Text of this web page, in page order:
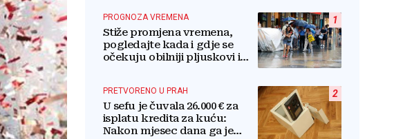
1
PROGNOZA VREMENA
Stiže promjena vremena,
pogledajte kada i gdje se
očekuju obilniji pljuskovi i
2
PRETVORENO U PRAH
U sefu je čuvala 26.000 € za
isplatu kredita za kuću:
Nakon mjesec dana ga je